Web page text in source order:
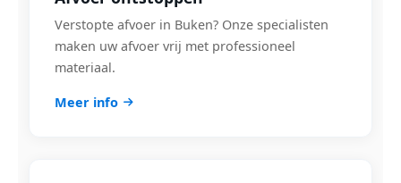
Verstopte afvoer in Buken? Onze specialisten
maken uw afvoer vrij met professioneel
materiaal.
Meer info